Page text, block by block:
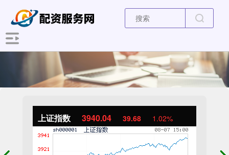
上证指数 3940.04 39.68 1.02%